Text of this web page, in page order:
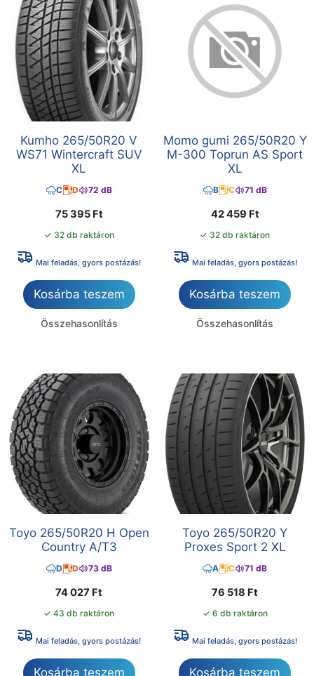
Kumho 265/50R20 V
WS71 Wintercraft SUV
XL
C D 72 dB
75 395 Ft
✓ 32 db raktáron
Mai feladás, gyors postázás!
Kosárba teszem
Összehasonlítás
Momo gumi 265/50R20 Y
M-300 Toprun AS Sport
XL
B C 71 dB
42 459 Ft
✓ 32 db raktáron
Mai feladás, gyors postázás!
Kosárba teszem
Összehasonlítás
Toyo 265/50R20 H Open
Country A/T3
D D 73 dB
74 027 Ft
✓ 43 db raktáron
Mai feladás, gyors postázás!
Kosárba teszem
Toyo 265/50R20 Y
Proxes Sport 2 XL
A C 71 dB
76 518 Ft
✓ 6 db raktáron
Mai feladás, gyors postázás!
Kosárba teszem